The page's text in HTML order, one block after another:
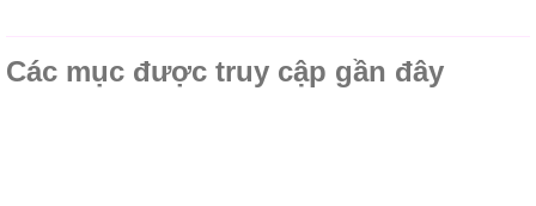
Các mục được truy cập gần đây